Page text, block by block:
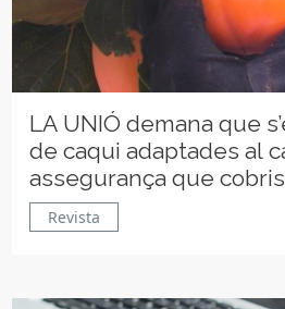
LA UNIÓ demana que
de caqui adaptades al
assegurança que
Revista